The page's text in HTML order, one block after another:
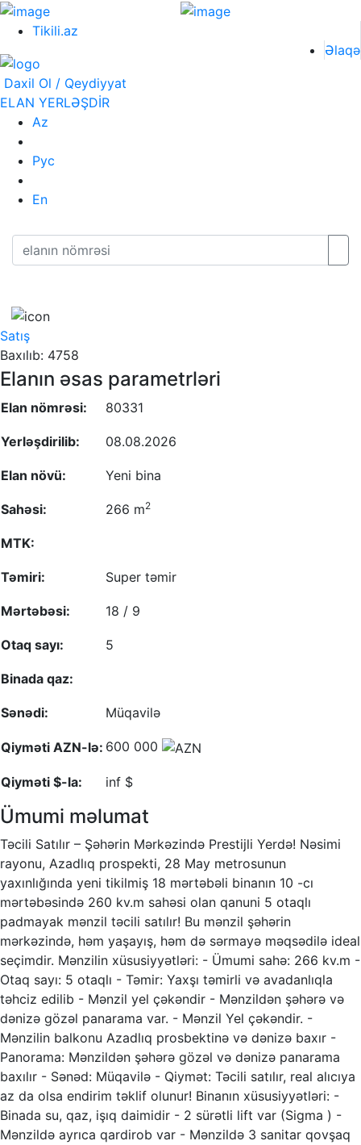
Tikili.az
Əlaqə
Daxil Ol / Qeydiyyat
ELAN YERLƏŞDİR
Az
Рус
En
Satış
Baxılıb: 4758
Elanın əsas parametrləri
Elan nömrəsi: 80331
Yerləşdirilib: 08.08.2026
Elan növü: Yeni bina
Sahəsi: 266 m2
MTK:
Təmiri: Super təmir
Mərtəbəsi: 18 / 9
Otaq sayı: 5
Binada qaz:
Sənədi: Müqavilə
Qiyməti AZN-lə: 600 000
Qiyməti $-la: inf $
Ümumi məlumat
Təcili Satılır – Şəhərin Mərkəzində Prestijli Yerdə! Nəsimi
rayonu, Azadlıq prospekti, 28 May metrosunun
yaxınlığında yeni tikilmiş 18 mərtəbəli binanın 10 -cı
mərtəbəsində 260 kv.m sahəsi olan qanuni 5 otaqlı
padmayak mənzil təcili satılır! Bu mənzil şəhərin
mərkəzində, həm yaşayış, həm də sərmayə məqsədilə ideal
seçimdir. Mənzilin xüsusiyyətləri: - Ümumi sahə: 266 kv.m -
Otaq sayı: 5 otaqlı - Təmir: Yaxşı təmirli və avadanlıqla
təhciz edilib - Mənzil yel çəkəndir - Mənzildən şəhərə və
dənizə gözəl panarama var. - Mənzil Yel çəkəndir. -
Mənzilin balkonu Azadlıq prosbektinə və dənizə baxır -
Panorama: Mənzildən şəhərə gözəl və dənizə panarama
baxılır - Sənəd: Müqavilə - Qiymət: Təcili satılır, real alıcıya
az da olsa endirim təklif olunur! Binanın xüsusiyyətləri: -
Binada su, qaz, işıq daimidir - 2 sürətli lift var (Sigma ) -
Mənzildə ayrıca qardirob var - Mənzildə 3 sanitar qovşaq